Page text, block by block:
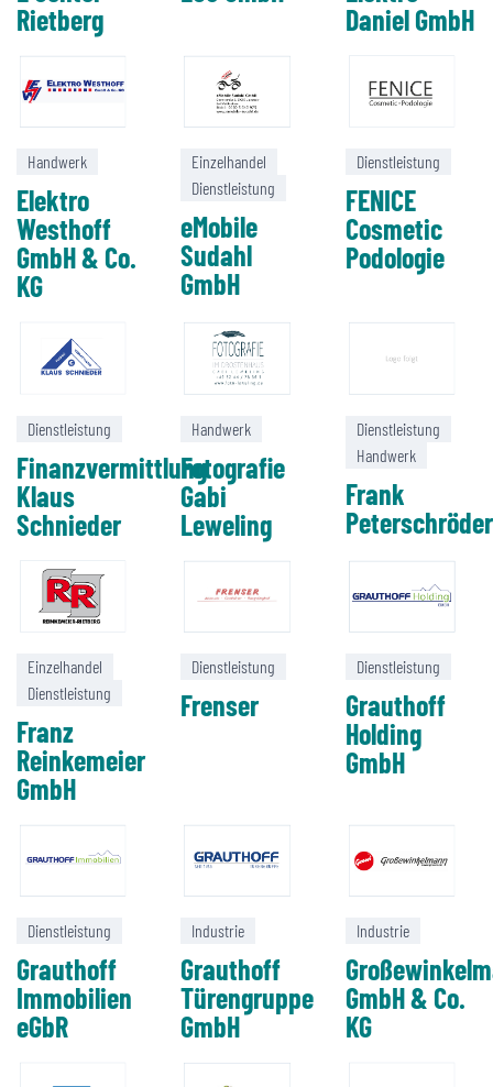
Rietberg
Daniel GmbH
Handwerk
Elektro
Westhoff
GmbH & Co.
KG
Einzelhandel
Dienstleistung
eMobile
Sudahl
GmbH
Dienstleistung
FENICE
Cosmetic
Podologie
Dienstleistung
Finanzvermittlung
Klaus
Schnieder
Handwerk
Fotografie
Gabi
Leweling
Dienstleistung
Handwerk
Frank
Peterschröder
Einzelhandel
Dienstleistung
Franz
Reinkemeier
GmbH
Dienstleistung
Frenser
Dienstleistung
Grauthoff
Holding
GmbH
Dienstleistung
Grauthoff
Immobilien
eGbR
Industrie
Grauthoff
Türengruppe
GmbH
Industrie
GmbH & Co.
KG